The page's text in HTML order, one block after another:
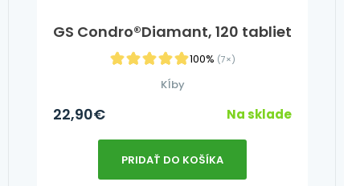
GS Condro®Diamant, 120 tabliet
100% (7×)
Kĺby
22,90€ Na sklade
PRIDAŤ DO KOŠÍKA